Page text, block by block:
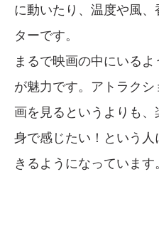
に動いたり、温度や風
ターです。
まるで映画の中にいる
が魅力です。アトラク
画を見るというよりも
身で感じたい！という
きるようになっています。